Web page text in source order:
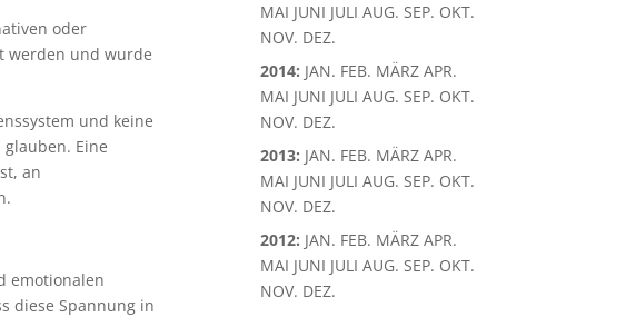
oder
werden und wurde
und keine
Eine
an
emotionalen
diese Spannung in
MAI JUNI JULI AUG. SEP. OKT.
NOV. DEZ.
2014: JAN. FEB. MÄRZ APR.
MAI JUNI JULI AUG. SEP. OKT.
NOV. DEZ.
2013: JAN. FEB. MÄRZ APR.
MAI JUNI JULI AUG. SEP. OKT.
NOV. DEZ.
2012: JAN. FEB. MÄRZ APR.
MAI JUNI JULI AUG. SEP. OKT.
NOV. DEZ.